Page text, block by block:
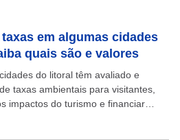
em algumas cidades
quais são e valores
do litoral têm avaliado e
taxas ambientais para visitantes,
impactos do turismo e financiar